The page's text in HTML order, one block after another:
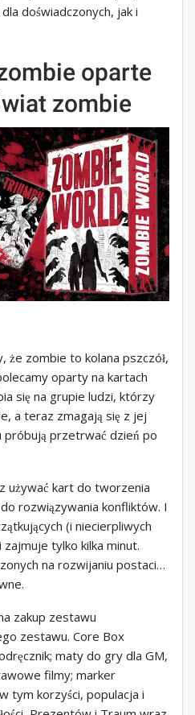
doświadczonych, jak i
oparte
zombie
że zombie to kolana pszczół,
oparty na kartach
się na grupie ludzi, którzy
a teraz zmagają się z jej
przetrwać dzień po
używać kart do tworzenia
rozwiązywania konfliktów. I
(i niecierpliwych
tylko kilka minut.
na rozwijaniu postaci…
zakup zestawu
zestawu. Core Box
maty do gry dla GM,
filmy; marker
tym korzyści, populacja i